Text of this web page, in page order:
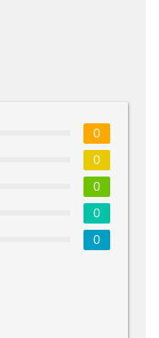
0
0
0
0
0